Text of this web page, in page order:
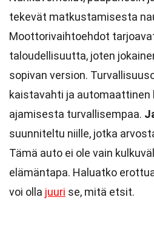
tekevät matkustamisesta
Moottorivaihtoehdot
taloudellisuutta, joten
sopivan version.
kaistavahti ja
ajamisesta turvallisempaa.
suunniteltu niille, jotka
Tämä auto ei ole vain
elämäntapa. Haluatko
voi olla juuri se, mitä etsit.